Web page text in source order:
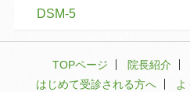
DSM-5
TOPページ 院長紹介
はじめて受診される方へ
よ